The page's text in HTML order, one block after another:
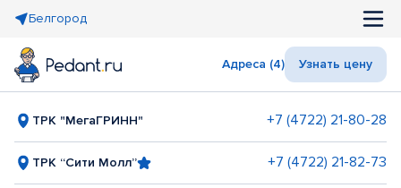
Белгород
Адреса (4) Узнать цену
ТРК "МегаГРИНН" +7 (4722) 21-80-28
ТРК “Сити Молл” +7 (4722) 21-82-73